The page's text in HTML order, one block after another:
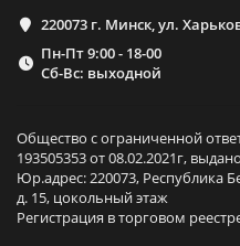
220073 г. Минск, ул.
Пн-Пт 9:00 - 18-00
Сб-Вс: выходной
Общество с ограниченной
193505353 от 08.02.2021г,
Юр.адрес: 220073, Республика
д. 15, цокольный этаж
Регистрация в торговом